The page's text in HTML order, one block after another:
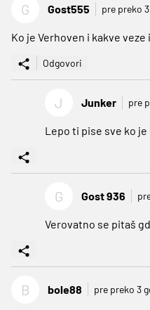
G Gost555 pre preko
Ko je Verhoven i kakve veze
Odgovori
J Junker pre
Lepo ti pise sve ko je
G Gost 936
Verovatno se pitaš
B bole88 pre preko 3